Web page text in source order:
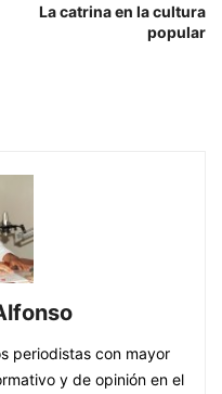
La catrina en la cultura
popular
periodistas con mayor
y de opinión en el